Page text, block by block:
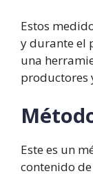
Estos
y durante el
una
productores
Este es un
contenido